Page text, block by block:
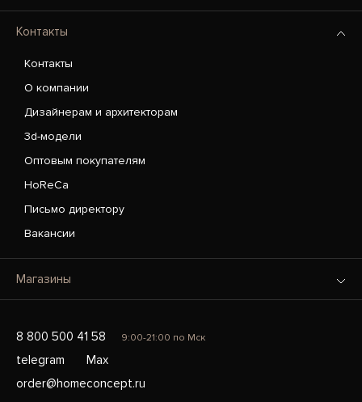
Контакты
Контакты
О компании
Дизайнерам и архитекторам
3d-модели
Оптовым покупателям
HoReCa
Письмо директору
Вакансии
Магазины
8 800 500 41 58 9:00-21:00 по Мск
telegram
Max
order@homeconcept.ru